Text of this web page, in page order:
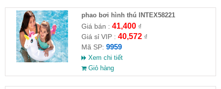
phao bơi hình thú INTEX58221
Giá bán : 41,400₫
Giá sỉ VIP : 40,572₫
Mã SP: 9959
Xem chi tiết
Giỏ hàng